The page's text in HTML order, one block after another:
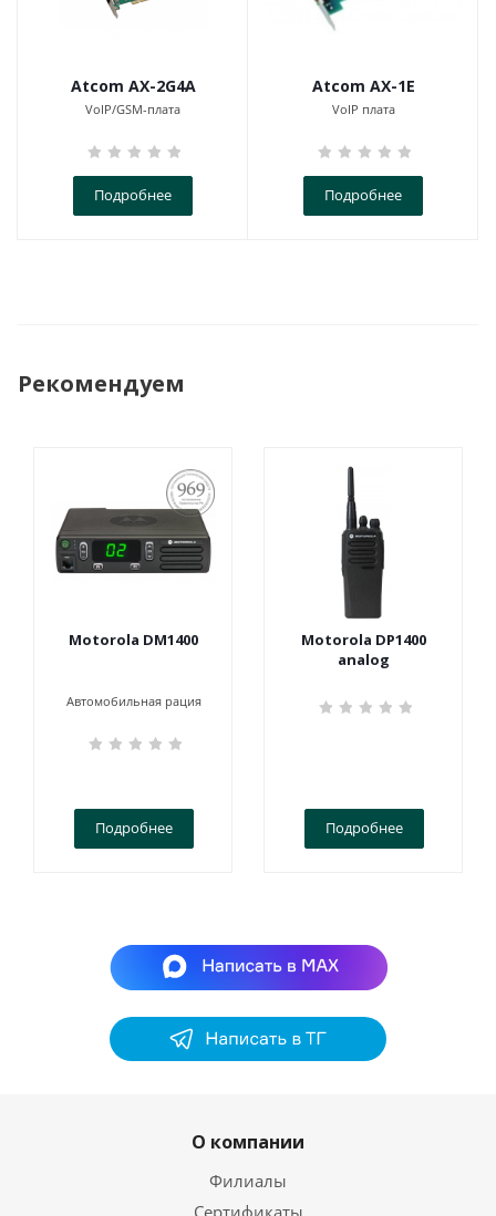
Atcom AX-2G4A
VoIP/GSM-плата
Подробнее
Atcom AX-1E
VoIP плата
Подробнее
Рекомендуем
ПОСТАНОВЛЕНИЕ
969
Motorola DM1400
Автомобильная рация
Подробнее
Motorola DP1400
analog
Подробнее
О компании
Филиалы
Сертификаты